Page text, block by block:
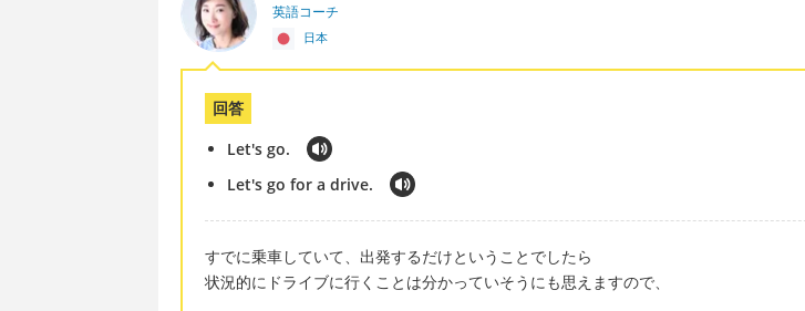
英語コーチ
日本
回答
Let's go.
Let's go for a drive.
すでに乗車していて、出発するだけということでしたら
状況的にドライブに行くことは分かっていそうにも思えますので、